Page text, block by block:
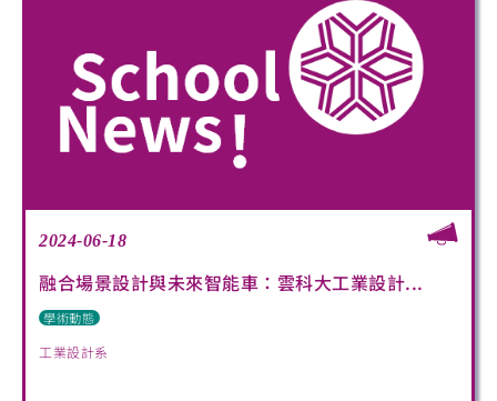
2024-06-18
融合場景設計與未來智能車：雲科大工業設計...
學術動態
工業設計系